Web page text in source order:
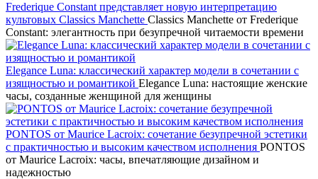
Frederique Constant представляет новую интерпретацию
культовых Classics Manchette Classics Manchette от Frederique
Constant: элегантность при безупречной читаемости времени
Elegance Luna: классический характер модели в сочетании с
изящностью и романтикой Elegance Luna: настоящие женские
часы, созданные женщиной для женщины
PONTOS от Maurice Lacroix: сочетание безупречной эстетики
с практичностью и высоким качеством исполнения PONTOS
от Maurice Lacroix: часы, впечатляющие дизайном и
надежностью